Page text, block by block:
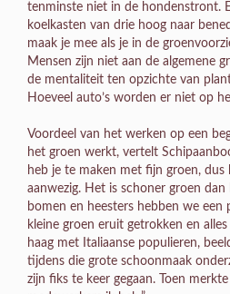
tenminste niet in de hondenstront.
koelkasten van drie hoog naar
maak je mee als je in de
Mensen zijn niet aan de algemene
de mentaliteit ten opzichte van
Hoeveel auto’s worden er niet op
Voordeel van het werken op een
het groen werkt, vertelt
heb je te maken met fijn groen, dus
aanwezig. Het is schoner groen
bomen en heesters hebben we een
kleine groen eruit getrokken en
haag met Italiaanse populieren,
tijdens die grote schoonmaak
zijn fiks te keer gegaan. Toen